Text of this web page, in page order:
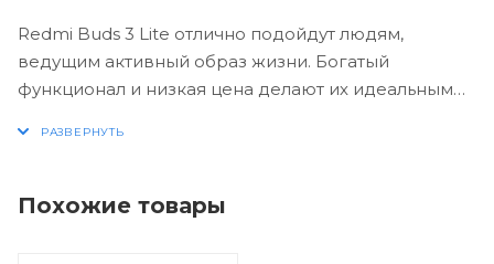
Redmi Buds 3 Lite отлично подойдут людям,
ведущим активный образ жизни. Богатый
функционал и низкая цена делают их идеальным
Похожие товары